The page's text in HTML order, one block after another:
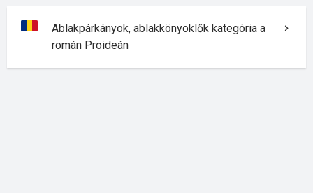
Ablakpárkányok, ablakkönyöklők kategória a
román Proideán